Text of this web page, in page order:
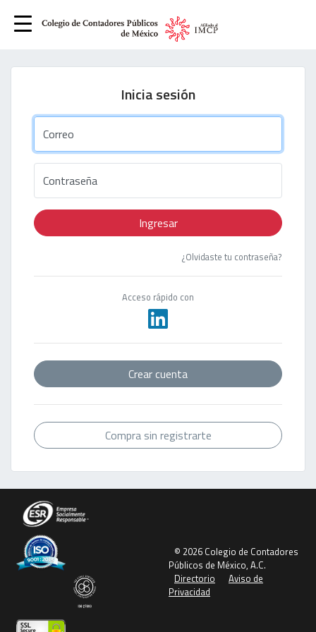
Inicia sesión
Correo
Contraseña
Ingresar
¿Olvidaste tu contraseña?
Acceso rápido con
Crear cuenta
Compra sin registrarte
© 2026 Colegio de Contadores
Públicos de México, A.C.
Directorio
Aviso de
Privacidad